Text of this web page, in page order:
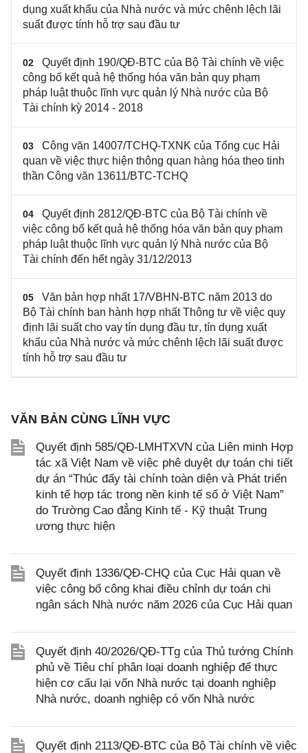
dụng xuất khẩu của Nhà nước và mức chênh lệch lãi
suất được tính hỗ trợ sau đầu tư
02
Quyết định 190/QĐ-BTC của Bộ Tài chính về việc
công bố kết quả hệ thống hóa văn bản quy phạm
pháp luật thuộc lĩnh vực quản lý Nhà nước của Bộ
Tài chính kỳ 2014 - 2018
03
Công văn 14007/TCHQ-TXNK của Tổng cục Hải
quan về việc thực hiện thông quan hàng hóa theo tinh
thần Công văn 13611/BTC-TCHQ
04
Quyết định 2812/QĐ-BTC của Bộ Tài chính về
việc công bố kết quả hệ thống hóa văn bản quy phạm
pháp luật thuộc lĩnh vực quản lý Nhà nước của Bộ
Tài chính đến hết ngày 31/12/2013
05
Văn bản hợp nhất 17/VBHN-BTC năm 2013 do
Bộ Tài chính ban hành hợp nhất Thông tư về việc quy
định lãi suất cho vay tín dụng đầu tư, tín dụng xuất
khẩu của Nhà nước và mức chênh lệch lãi suất được
tính hỗ trợ sau đầu tư
VĂN BẢN CÙNG LĨNH VỰC
Quyết định 585/QĐ-LMHTXVN của Liên minh Hợp
tác xã Việt Nam về việc phê duyệt dự toán chi tiết
dự án “Thúc đẩy tài chính toàn diện và Phát triển
kinh tế hợp tác trong nền kinh tế số ở Việt Nam”
do Trường Cao đẳng Kinh tế - Kỹ thuật Trung
ương thực hiện
Quyết định 1336/QĐ-CHQ của Cục Hải quan về
việc công bố công khai điều chỉnh dự toán chi
ngân sách Nhà nước năm 2026 của Cục Hải quan
Quyết định 40/2026/QĐ-TTg của Thủ tướng Chính
phủ về Tiêu chí phân loại doanh nghiệp để thực
hiện cơ cấu lại vốn Nhà nước tại doanh nghiệp
Nhà nước, doanh nghiệp có vốn Nhà nước
Quyết định 2113/QĐ-BTC của Bộ Tài chính về việc